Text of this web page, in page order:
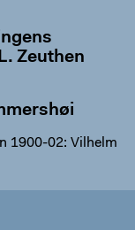
Zeuthen
1900-02: Vilhelm